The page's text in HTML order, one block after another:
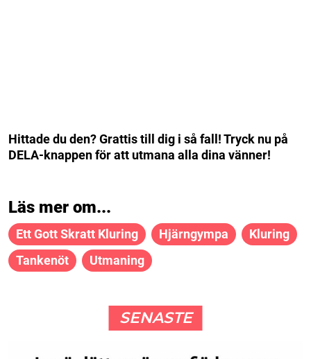
Hittade du den? Grattis till dig i så fall! Tryck nu på
DELA-knappen för att utmana alla dina vänner!
Läs mer om...
Ett Gott Skratt Kluring Hjärngympa
Kluring
Tankenöt
Utmaning
SENASTE